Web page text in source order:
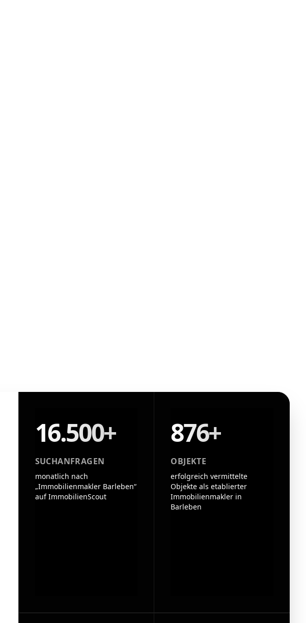
16.500+
SUCHANFRAGEN
monatlich nach
„Immobilienmakler Barleben“
auf ImmobilienScout
876+
OBJEKTE
erfolgreich vermittelte
Objekte als etablierter
Immobilienmakler in
Barleben